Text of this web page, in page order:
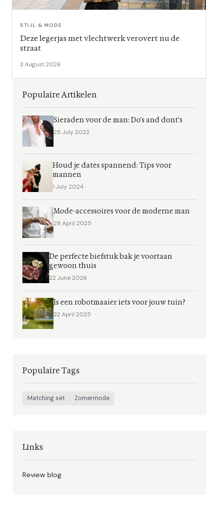
STIJL & MODE
Deze legerjas met vlechtwerk verovert nu de
straat
3 August 2026
Populaire Artikelen
Sieraden voor de man: Do's and dont's
25 July 2022
Houd je dates spannend: Tips voor
mannen
1 July 2024
Mode-accessoires voor de moderne man
28 April 2025
De perfecte biefstuk bak je voortaan
gewoon thuis
22 June 2026
Is een robotmaaier iets voor jouw tuin?
22 April 2025
Populaire Tags
Matching set Zomermode
Links
Review blog